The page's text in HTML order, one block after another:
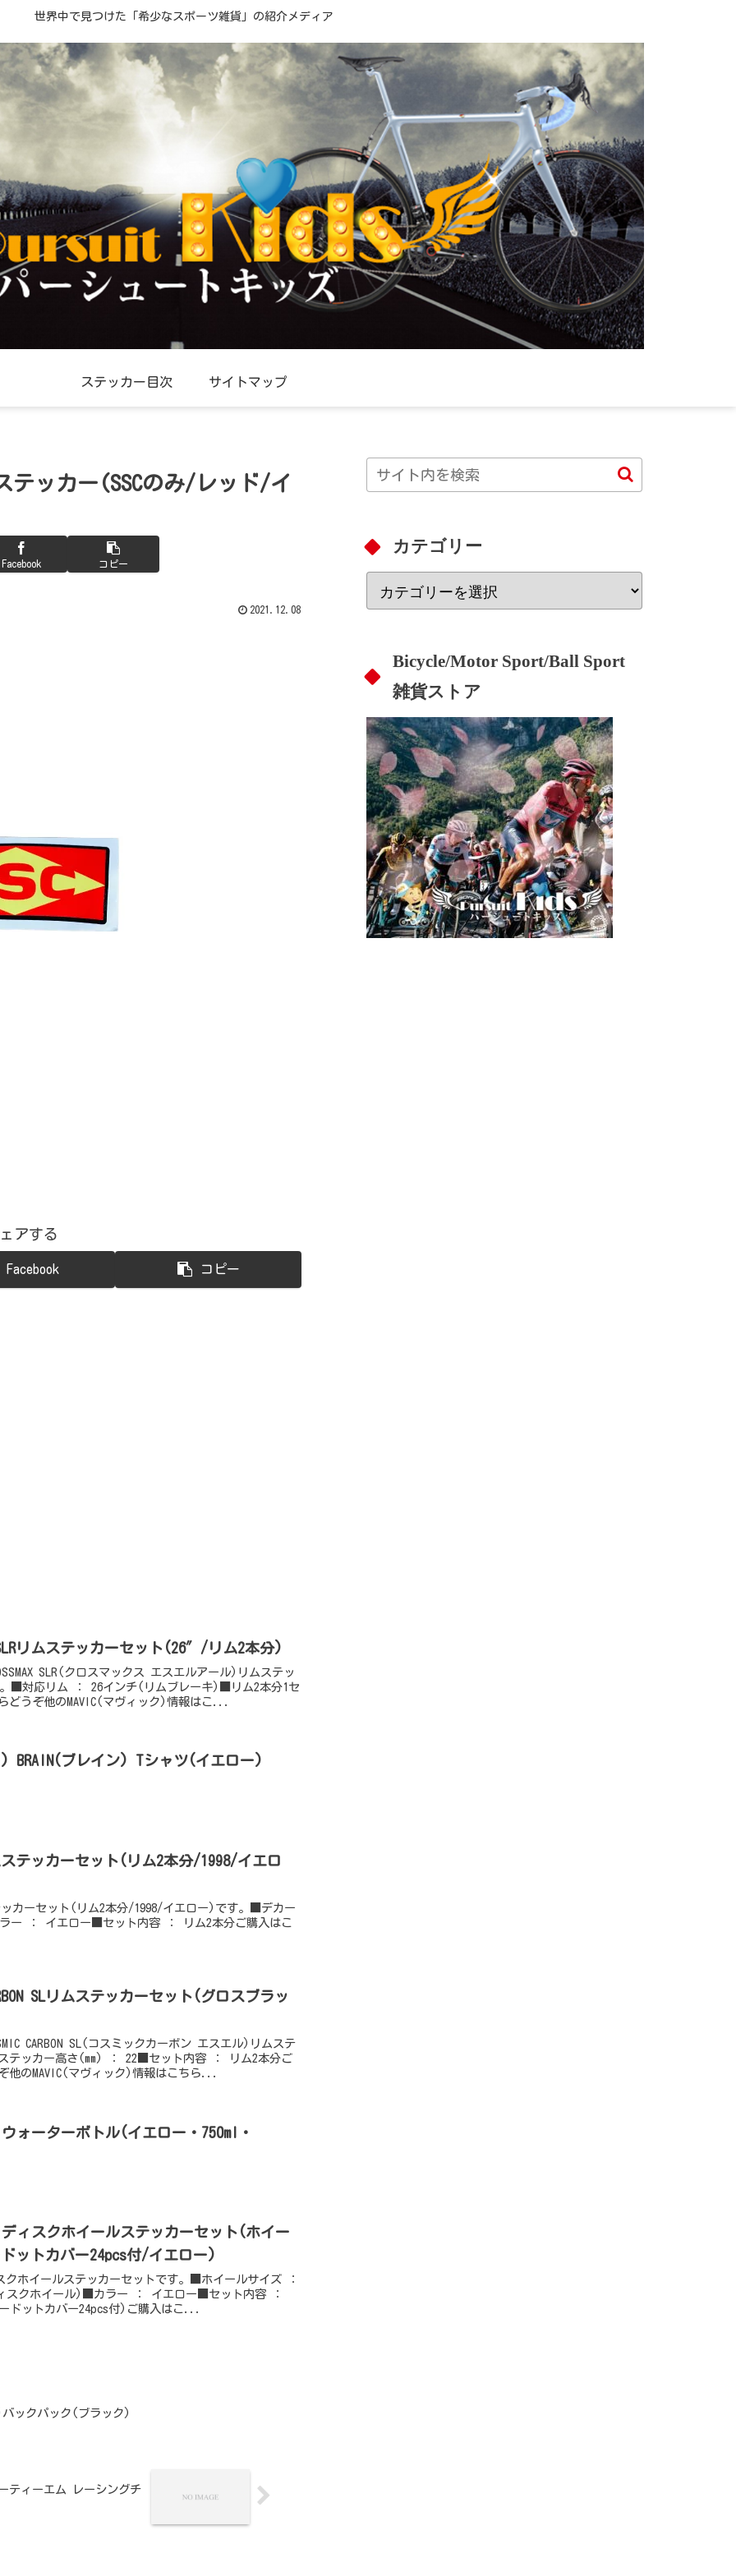
世界中で見つけた「希少なスポーツ雑貨」の紹介メディア
ステッカー目次 サイトマップ
テッカー(SSCのみ/レッド/イ
Facebook コピー
2021.12.08
アする
Facebook コピー
SLRリムステッカーセット(26″/リム2本分)
SLR(クロスマックス エスエルアール)リムステッ
■対応リム ： 26インチ(リムブレーキ)■リム2本分1セ
どうぞ他のMAVIC(マヴィック)情報はこ...
) BRAIN(ブレイン) Tシャツ(イエロー)
ステッカーセット(リム2本分/1998/イエロ
ッカーセット(リム2本分/1998/イエロー)です。■デカー
ー ： イエロー■セット内容 ： リム2本分ご購入はこ
SLリムステッカーセット(グロスブラッ
CARBON SL(コスミックカーボン エスエル)リムステ
テッカー高さ(mm) ： 22■セット内容 ： リム2本分ご
他のMAVIC(マヴィック)情報はこちら...
ォーターボトル(イエロー・750ml・
ディスクホイールステッカーセット(ホイー
ットカバー24pcs付/イエロー)
スクホイールステッカーセットです。■ホイールサイズ ：
スクホイール)■カラー ： イエロー■セット内容 ：
ドットカバー24pcs付)ご購入はこ...
)バックパック(ブラック)
ティーエム レーシングチ
カテゴリー
Bicycle/Motor Sport/Ball Sport
雑貨ストア